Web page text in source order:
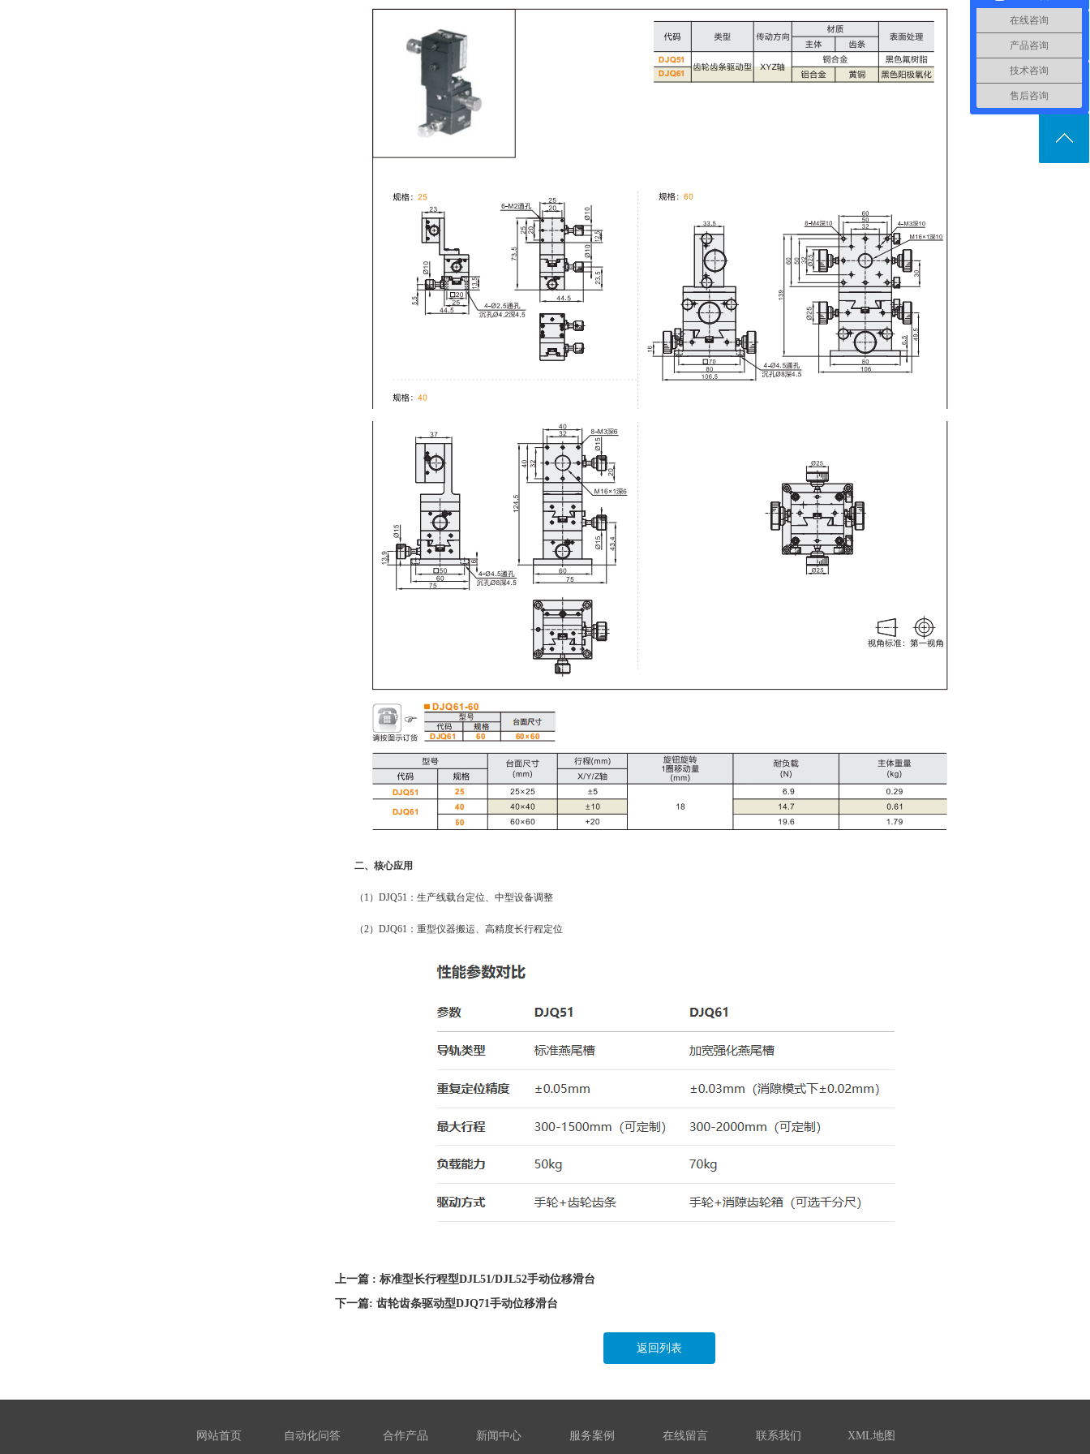
二、核心应用
（1）DJQ51：生产线载台定位、中型设备调整
（2）DJQ61：重型仪器搬运、高精度长行程定位
上一篇 : 标准型长行程型DJL51/DJL52手动位移滑台
下一篇: 齿轮齿条驱动型DJQ71手动位移滑台
返回列表
网站首页 自动化问答 合作产品 新闻中心 服务案例 在线留言 联系我们 XML地图
在线咨询
产品咨询
技术咨询
售后咨询